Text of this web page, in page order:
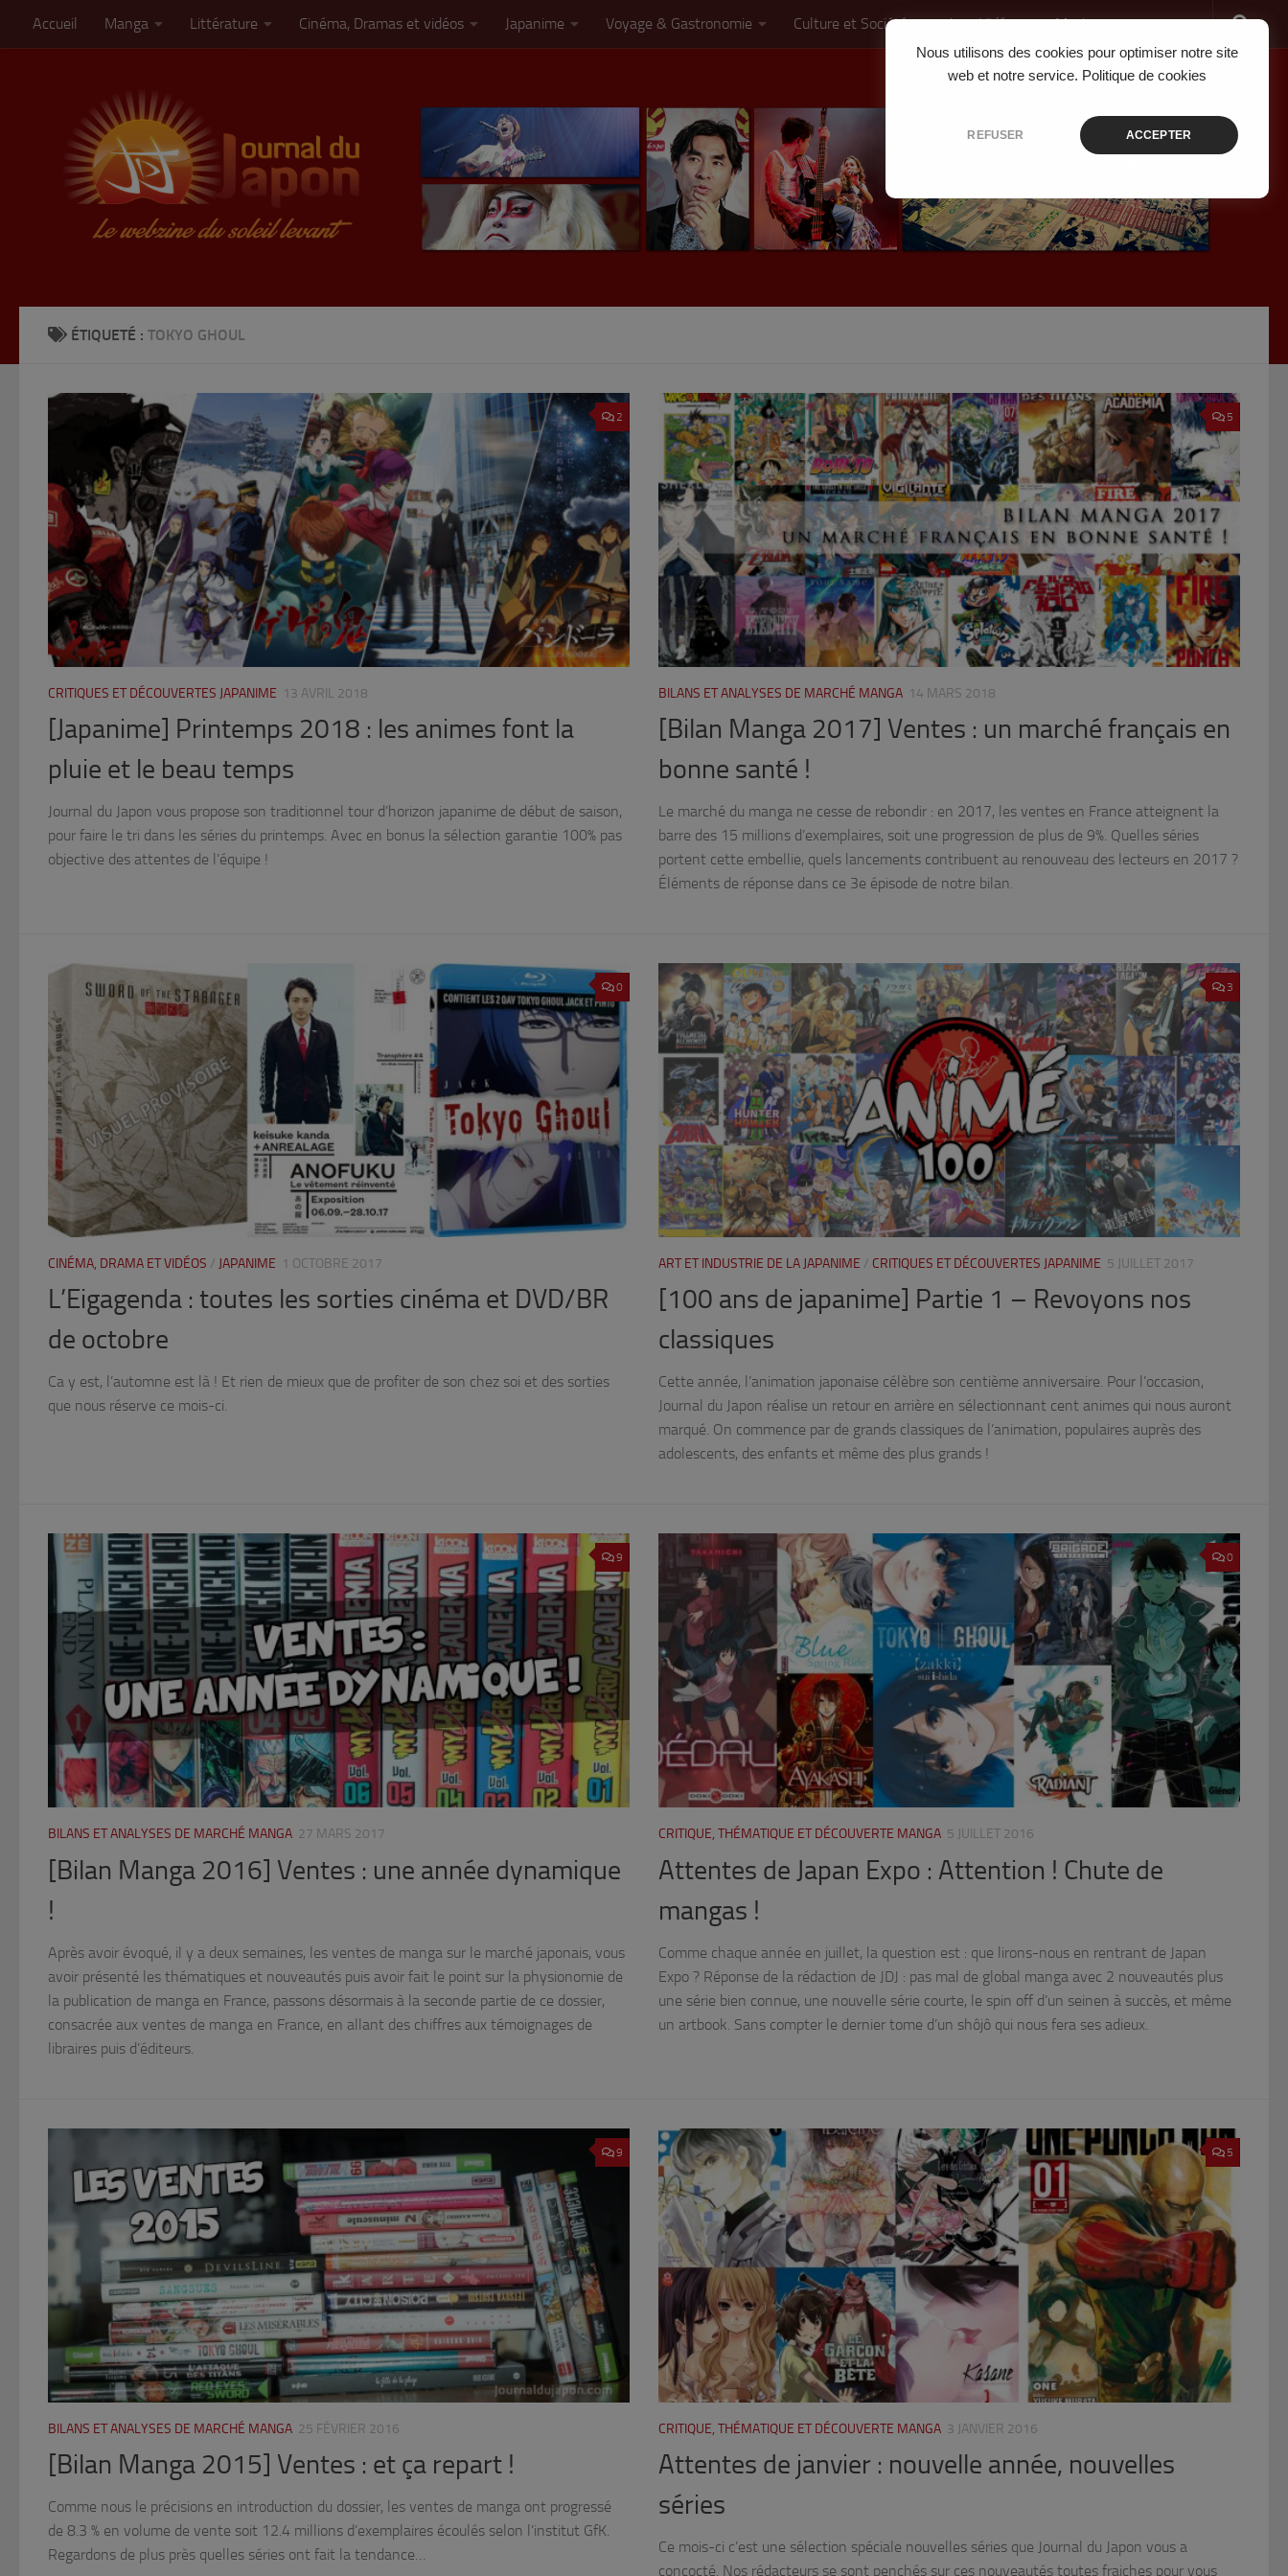
Nous utilisons des cookies pour optimiser notre site
web et notre service. Politique de cookies
REFUSER ACCEPTER
Skip to content
Accueil Manga Littérature Cinéma, Dramas et vidéos Japanime Voyage & Gastronomie Culture et Société Jeux Vidéo Musique
ÉTIQUETÉ : TOKYO GHOUL
2
CRITIQUES ET DÉCOUVERTES JAPANIME 13 AVRIL 2018
[Japanime] Printemps 2018 : les animes font la
pluie et le beau temps
Journal du Japon vous propose son traditionnel tour d’horizon japanime de début de saison,
pour faire le tri dans les séries du printemps. Avec en bonus la sélection garantie 100% pas
objective des attentes de l’équipe !
5
BILANS ET ANALYSES DE MARCHÉ MANGA 14 MARS 2018
[Bilan Manga 2017] Ventes : un marché français en
bonne santé !
Le marché du manga ne cesse de rebondir : en 2017, les ventes en France atteignent la
barre des 15 millions d’exemplaires, soit une progression de plus de 9%. Quelles séries
portent cette embellie, quels lancements contribuent au renouveau des lecteurs en 2017 ?
Éléments de réponse dans ce 3e épisode de notre bilan.
0
CINÉMA, DRAMA ET VIDÉOS / JAPANIME 1 OCTOBRE 2017
L’Eigagenda : toutes les sorties cinéma et DVD/BR
de octobre
Ca y est, l’automne est là ! Et rien de mieux que de profiter de son chez soi et des sorties
que nous réserve ce mois-ci.
3
ART ET INDUSTRIE DE LA JAPANIME / CRITIQUES ET DÉCOUVERTES JAPANIME 5 JUILLET 2017
[100 ans de japanime] Partie 1 – Revoyons nos
classiques
Cette année, l’animation japonaise célèbre son centième anniversaire. Pour l’occasion,
Journal du Japon réalise un retour en arrière en sélectionnant cent animes qui nous auront
marqué. On commence par de grands classiques de l’animation, populaires auprès des
adolescents, des enfants et même des plus grands !
9
BILANS ET ANALYSES DE MARCHÉ MANGA 27 MARS 2017
[Bilan Manga 2016] Ventes : une année dynamique
!
Après avoir évoqué, il y a deux semaines, les ventes de manga sur le marché japonais, vous
avoir présenté les thématiques et nouveautés puis avoir fait le point sur la physionomie de
la publication de manga en France, passons désormais à la seconde partie de ce dossier,
consacrée aux ventes de manga en France, en allant des chiffres aux témoignages de
libraires puis d’éditeurs.
0
CRITIQUE, THÉMATIQUE ET DÉCOUVERTE MANGA 5 JUILLET 2016
Attentes de Japan Expo : Attention ! Chute de
mangas !
Comme chaque année en juillet, la question est : que lirons-nous en rentrant de Japan
Expo ? Réponse de la rédaction de JDJ : pas mal de global manga avec 2 nouveautés plus
une série bien connue, une nouvelle série courte, le spin off d’un seinen à succès, et même
un artbook. Sans compter le dernier tome d’un shôjô qui nous fera ses adieux.
9
BILANS ET ANALYSES DE MARCHÉ MANGA 25 FÉVRIER 2016
[Bilan Manga 2015] Ventes : et ça repart !
Comme nous le précisions en introduction du dossier, les ventes de manga ont progressé
de 8.3 % en volume de vente soit 12.4 millions d’exemplaires écoulés selon l’institut GfK.
Regardons de plus près quelles séries ont fait la tendance…
5
CRITIQUE, THÉMATIQUE ET DÉCOUVERTE MANGA 3 JANVIER 2016
Attentes de janvier : nouvelle année, nouvelles
séries
Ce mois-ci c’est une sélection spéciale nouvelles séries que Journal du Japon vous a
concocté. Nos rédacteurs se sont penchés sur ces nouveautés toutes fraiches pour vous